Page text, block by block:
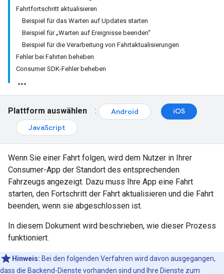
Fahrtfortschritt aktualisieren
Beispiel für das Warten auf Updates starten
Beispiel für „Warten auf Ereignisse beenden“
Beispiel für die Verarbeitung von Fahrtaktualisierungen
Fehler bei Fahrten beheben
Consumer SDK-Fehler beheben
Plattform auswählen : Android
iOS
JavaScript
Wenn Sie einer Fahrt folgen, wird dem Nutzer in Ihrer
Consumer-App der Standort des entsprechenden
Fahrzeugs angezeigt. Dazu muss Ihre App eine Fahrt
starten, den Fortschritt der Fahrt aktualisieren und die Fahrt
beenden, wenn sie abgeschlossen ist.
In diesem Dokument wird beschrieben, wie dieser Prozess
funktioniert.
Hinweis: Bei den folgenden Verfahren wird davon ausgegangen,
dass die Backend-Dienste vorhanden sind und Ihre Dienste zum